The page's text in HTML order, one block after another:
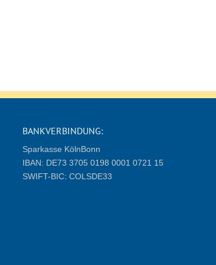
BANKVERBINDUNG:
Sparkasse KölnBonn
IBAN: DE73 3705 0198 0001 0721 15
SWIFT-BIC: COLSDE33